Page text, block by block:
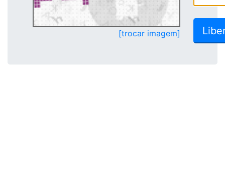
[trocar imagem]